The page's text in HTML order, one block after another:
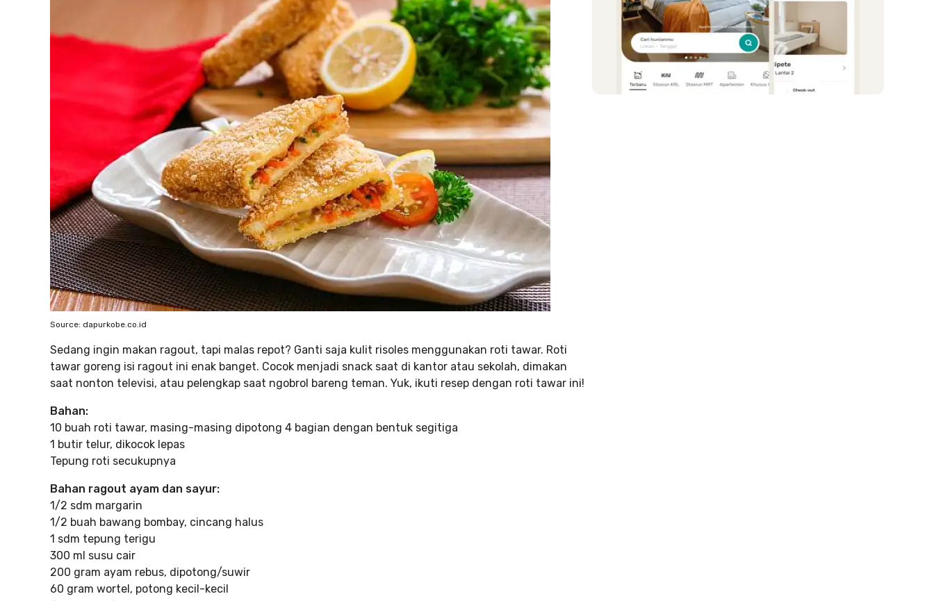
Source: dapurkobe.co.id
Sedang ingin makan ragout, tapi malas repot? Ganti saja kulit risoles menggunakan roti tawar. Roti
tawar goreng isi ragout ini enak banget. Cocok menjadi snack saat di kantor atau sekolah, dimakan
saat nonton televisi, atau pelengkap saat ngobrol bareng teman. Yuk, ikuti resep dengan roti tawar ini!
Bahan:
10 buah roti tawar, masing-masing dipotong 4 bagian dengan bentuk segitiga
1 butir telur, dikocok lepas
Tepung roti secukupnya
Bahan ragout ayam dan sayur:
1/2 sdm margarin
1/2 buah bawang bombay, cincang halus
1 sdm tepung terigu
300 ml susu cair
200 gram ayam rebus, dipotong/suwir
60 gram wortel, potong kecil-kecil